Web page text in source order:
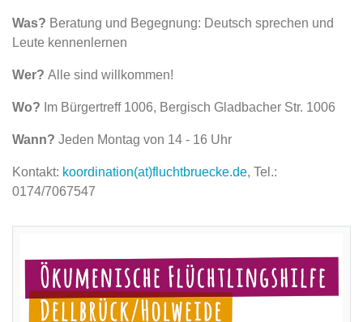
Was? Beratung und Begegnung: Deutsch sprechen und
Leute kennenlernen
Wer? Alle sind willkommen!
Wo? Im Bürgertreff 1006, Bergisch Gladbacher Str. 1006
Wann? Jeden Montag von 14 - 16 Uhr
Kontakt: koordination(at)fluchtbruecke.de, Tel.:
0174/7067547